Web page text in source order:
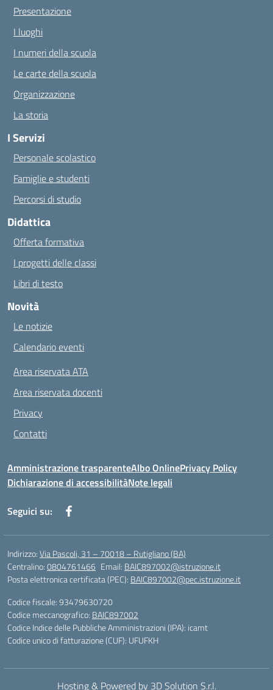
Presentazione
I luoghi
I numeri della scuola
Le carte della scuola
Organizzazione
La storia
I Servizi
Personale scolastico
Famiglie e studenti
Percorsi di studio
Didattica
Offerta formativa
I progetti delle classi
Libri di testo
Novità
Le notizie
Calendario eventi
Area riservata ATA
Area riservata docenti
Privacy
Contatti
Amministrazione trasparenteAlbo OnlinePrivacy Policy
Dichiarazione di accessibilitàNote legali
Seguici su:
Indirizzo:Via Pascoli, 31 – 70018 – Rutigliano (BA)
Centralino:0804761466 Email: BAIC897002@istruzione.it
Posta elettronica certificata (PEC): BAIC897002@pec.istruzione.it
Codice fiscale: 93479630720
Codice meccanografico: BAIC897002
Codice Indice delle Pubbliche Amministrazioni (IPA): icamt
Codice unico di fatturazione (CUF): UFUFKH
Hosting & Powered by 3D Solution S.r.l.